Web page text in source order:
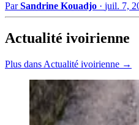
ParSandrine Kouadjo · juil. 7,
Actualité ivoirienne
Plus dans Actualité ivoirienne →